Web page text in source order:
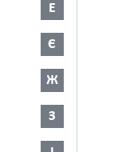
Е
Є
Ж
З